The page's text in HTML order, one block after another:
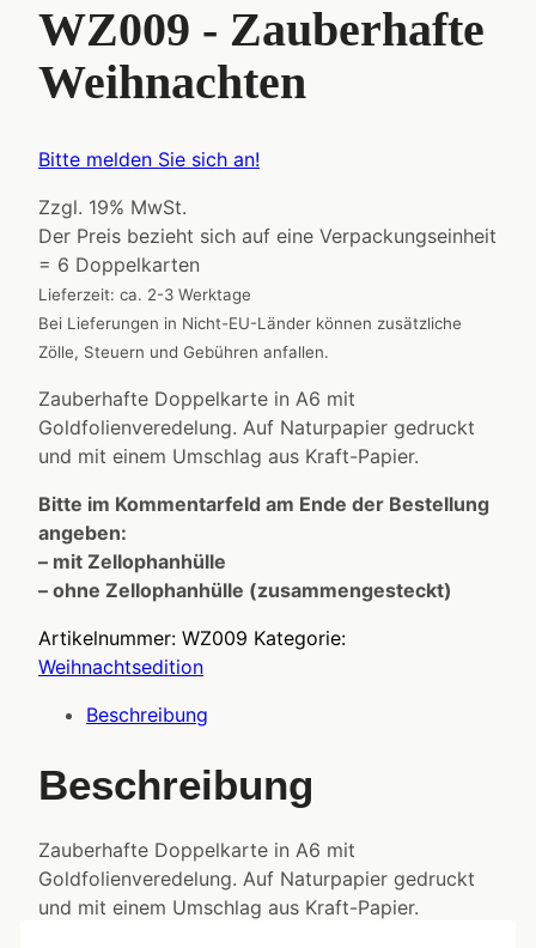
WZ009 - Zauberhafte
Weihnachten
Bitte melden Sie sich an!
Zzgl. 19% MwSt.
Der Preis bezieht sich auf eine Verpackungseinheit
= 6 Doppelkarten
Lieferzeit: ca. 2-3 Werktage
Bei Lieferungen in Nicht-EU-Länder können zusätzliche
Zölle, Steuern und Gebühren anfallen.
Zauberhafte Doppelkarte in A6 mit
Goldfolienveredelung. Auf Naturpapier gedruckt
und mit einem Umschlag aus Kraft-Papier.
Bitte im Kommentarfeld am Ende der Bestellung
angeben:
– mit Zellophanhülle
– ohne Zellophanhülle (zusammengesteckt)
Artikelnummer: WZ009 Kategorie:
Weihnachtsedition
Beschreibung
Beschreibung
Zauberhafte Doppelkarte in A6 mit
Goldfolienveredelung. Auf Naturpapier gedruckt
und mit einem Umschlag aus Kraft-Papier.